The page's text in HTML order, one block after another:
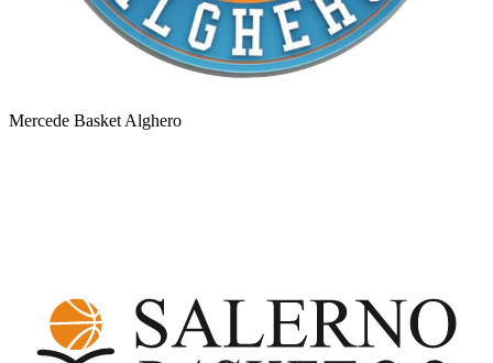
Mercede Basket Alghero